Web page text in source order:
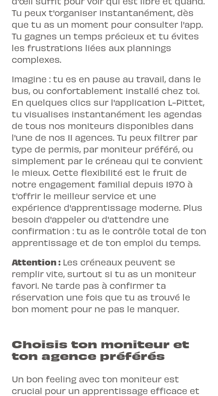
Tu peux t'organiser instantanément, dès
que tu as un moment pour consulter l'app.
Tu gagnes un temps précieux et tu évites
les frustrations liées aux plannings
complexes.
Imagine : tu es en pause au travail, dans le
bus, ou confortablement installé chez toi.
En quelques clics sur l'application L-Pittet,
tu visualises instantanément les agendas
de tous nos moniteurs disponibles dans
l'une de nos 11 agences. Tu peux filtrer par
type de permis, par moniteur préféré, ou
simplement par le créneau qui te convient
le mieux. Cette flexibilité est le fruit de
notre engagement familial depuis 1970 à
t'offrir le meilleur service et une
expérience d'apprentissage moderne. Plus
besoin d'appeler ou d'attendre une
confirmation : tu as le contrôle total de ton
apprentissage et de ton emploi du temps.
Attention : Les créneaux peuvent se
remplir vite, surtout si tu as un moniteur
favori. Ne tarde pas à confirmer ta
réservation une fois que tu as trouvé le
bon moment pour ne pas le manquer.
Choisis ton moniteur et
ton agence préférés
Un bon feeling avec ton moniteur est
crucial pour un apprentissage efficace et